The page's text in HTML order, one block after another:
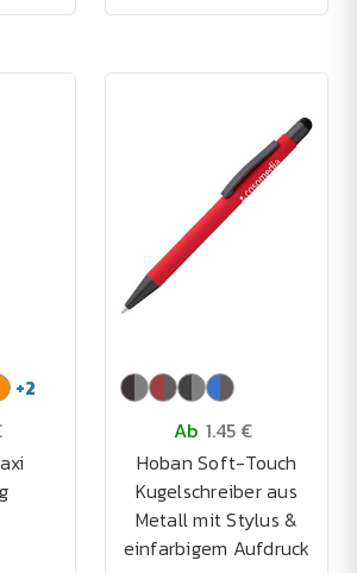
+2
Ab 1.45 €
Hoban Soft-Touch
Kugelschreiber aus
Metall mit Stylus &
einfarbigem Aufdruck